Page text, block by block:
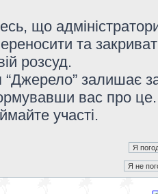
що
та
розсуд.
“Джерело” залишає
вас про
участі.